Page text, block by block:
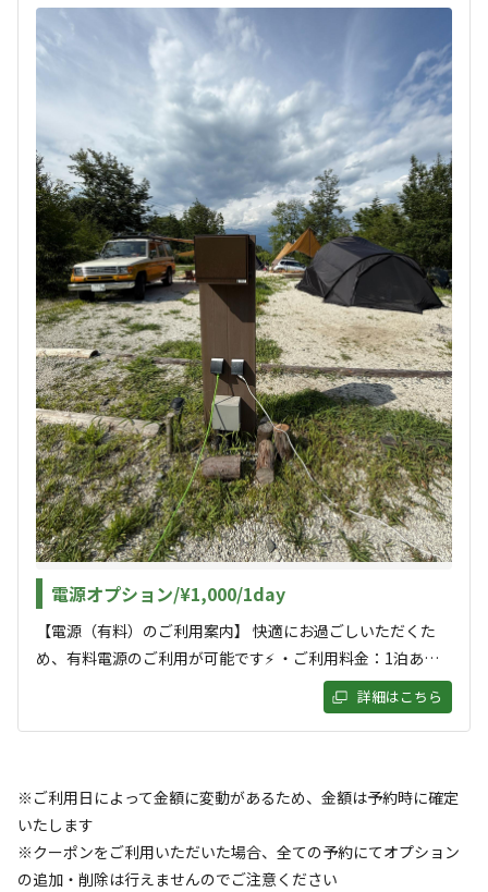
ので必ずご確認ください。
電源オプション/¥1,000/1day
【電源（有料）のご利用案内】 快適にお過ごしいただくた
め、有料電源のご利用が可能です⚡️ ・ご利用料金：1泊あた
り 1,000円（連泊の方は泊数分をお申込みください） ・使用
上限：1サイトにつき1電源 🔌 ご利用の際のお願い ・延長コ
をご用意します。数に限りがございますのでご了承くださ
い。） ・キャンプ場の電源容量には限りがございます。高出
力の電化製品を多く使うとブレーカーが落ちてしまうことが
あるため、節電にご協力をお願いいたします。 ・冬場に電気
詳細はこちら
※ご利用日によって金額に変動があるため、金額は予約時に確定
いたします
※クーポンをご利用いただいた場合、全ての予約にてオプション
の追加・削除は行えませんのでご注意ください
標高が800mなので夏は涼しく、冬もほぼ積雪はしませ
ん。町から離れている場所にあるのでとても自然が溢れて
いて夜は満開の星空が堪能できます。
2023年OPENですので、施設が新しくキレイです。
トイレは暖房便座でウォシュレット付き、炊事場も温水が
出るので冬場での食器洗いはもちろんのこと、調理器具の
頑固な汚れも洗いやすいです。
シャワーはございませんので当キャンプ場から車で5分の
ところにある『尾白の湯』をご利用ください。このあたり
では人気の露天風呂やサウナ併設の温泉です。
気になる点やご質問が御座いましたら気軽にお問い合わせ
ください。
このキャンプ場の特徴
ロケーション
林間 高原
732.6m
雰囲気
まったり
落ち着く
ワイワイ
にぎやか
利用者層
ソロ
10%
カップル
25%
グループ
30%
ファミリー
35%
特徴タグ
#初心者歓迎 #カップルにおすすめ #手ぶらキャンプ
#ファミリーにおすすめ #グループにおすすめ
レンタルあり # ソロにおすすめ #絶景
星空撮影 #携帯電波あり
4.5
4.5
アクセス
4.1